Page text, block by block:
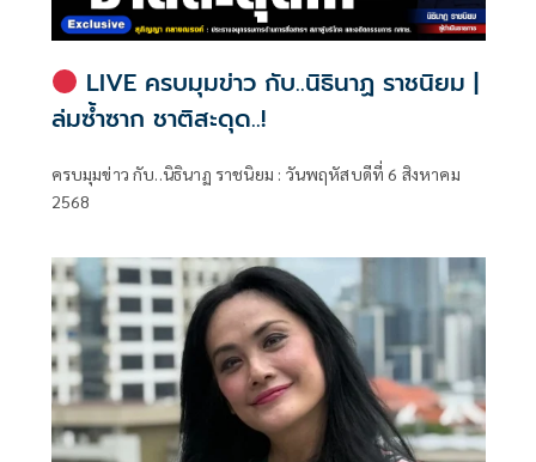
LIVE ครบมุมข่าว กับ..นิธินาฏ ราชนิยม |
ล่มซ้ำซาก ชาติสะดุด..!
ครบมุมข่าว กับ..นิธินาฏ ราชนิยม : วันพฤหัสบดีที่ 6 สิงหาคม
2568